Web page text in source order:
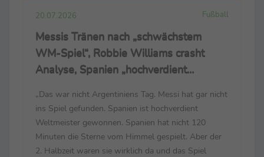
20.07.2026 Fußball
Messis Tränen nach „schwächstem
WM-Spiel“, Robbie Williams crasht
Analyse, Spanien „hochverdient
„Das war nicht Argentiniens Tag. Messi hat gar nicht
ins Spiel gefunden. Spanien ist hochverdient
Weltmeister gewonnen. Spanien hat nicht 120
Minuten die Sterne vom Himmel gespielt. Aber der
2. Halbzeit waren sie wirklich da und das Spiel